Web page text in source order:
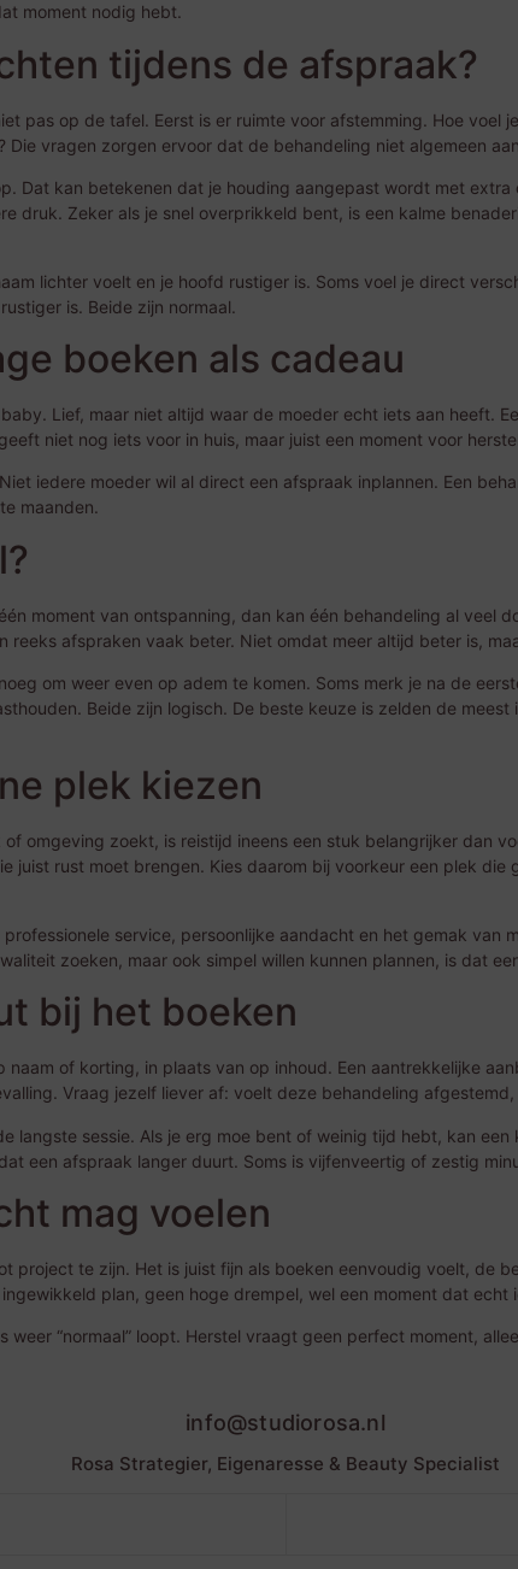
moment nodig hebt.
tijdens de afspraak?
pas op de tafel. Eerst is er ruimte voor afstemming. Hoe voel
vragen zorgen ervoor dat de behandeling niet algemeen
Dat kan betekenen dat je houding aangepast wordt met
druk. Zeker als je snel overprikkeld bent, is een kalme
lichter voelt en je hoofd rustiger is. Soms voel je direct
is. Beide zijn normaal.
boeken als cadeau
Lief, maar niet altijd waar de moeder echt iets aan heeft.
niet nog iets voor in huis, maar juist een moment voor
iedere moeder wil al direct een afspraak inplannen. Een
maanden.
moment van ontspanning, dan kan één behandeling al veel
reeks afspraken vaak beter. Niet omdat meer altijd beter is,
om weer even op adem te komen. Soms merk je na de
Beide zijn logisch. De beste keuze is zelden de
plek kiezen
omgeving zoekt, is reistijd ineens een stuk belangrijker dan
juist rust moet brengen. Kies daarom bij voorkeur een plek
service, persoonlijke aandacht en het gemak van
zoeken, maar ook simpel willen kunnen plannen, is dat
bij het boeken
naam of korting, in plaats van op inhoud. Een aantrekkelijke
Vraag jezelf liever af: voelt deze behandeling
langste sessie. Als je erg moe bent of weinig tijd hebt, kan
een afspraak langer duurt. Soms is vijfenveertig of zestig
mag voelen
project te zijn. Het is juist fijn als boeken eenvoudig voelt, de
plan, geen hoge drempel, wel een moment dat echt
weer “normaal” loopt. Herstel vraagt geen perfect moment,
info@studiorosa.nl
Rosa Strategier, Eigenaresse & Beauty Specialist